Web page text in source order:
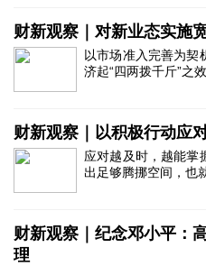
财新观察｜对新业态实施
以市场准入完善为契
济起“四两拨千斤”之
财新观察｜以积极行动应
应对越及时，越能掌
出足够腾挪空间，也
财新观察｜纪念邓小平：
理